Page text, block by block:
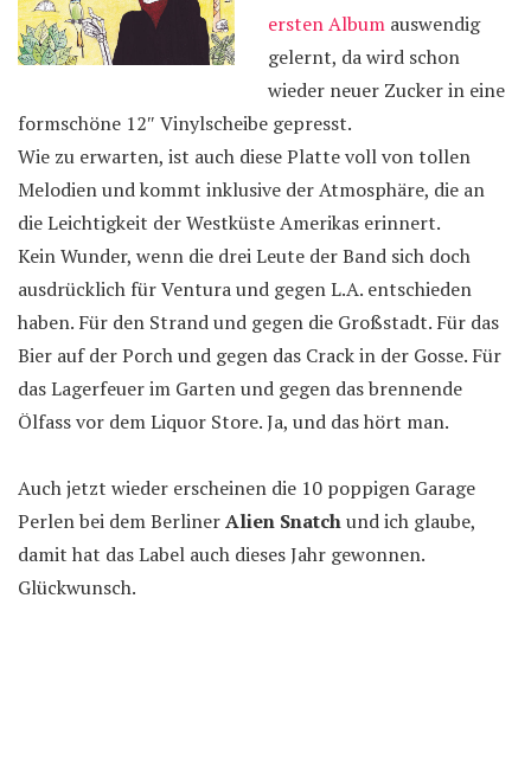
ersten Album auswendig
gelernt, da wird schon
wieder neuer Zucker in eine
formschöne 12″ Vinylscheibe gepresst.
Wie zu erwarten, ist auch diese Platte voll von tollen
Melodien und kommt inklusive der Atmosphäre, die an
die Leichtigkeit der Westküste Amerikas erinnert.
Kein Wunder, wenn die drei Leute der Band sich doch
ausdrücklich für Ventura und gegen L.A. entschieden
haben. Für den Strand und gegen die Großstadt. Für das
Bier auf der Porch und gegen das Crack in der Gosse. Für
das Lagerfeuer im Garten und gegen das brennende
Ölfass vor dem Liquor Store. Ja, und das hört man.
Auch jetzt wieder erscheinen die 10 poppigen Garage
Perlen bei dem BerlinerAlien Snatchund ich glaube,
damit hat das Label auch dieses Jahr gewonnen.
Glückwunsch.